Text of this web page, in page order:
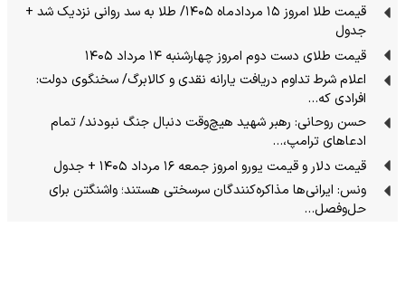
قیمت طلا امروز ۱۵ مردادماه ۱۴۰۵/ طلا به سد روانی نزدیک شد +
جدول
قیمت طلای دست دوم امروز چهارشنبه ۱۴ مرداد ۱۴۰۵
اعلام شرط تداوم دریافت یارانه نقدی و کالابرگ/ سخنگوی دولت:
افرادی که…
حسن روحانی: رهبر شهید هیچ‌وقت دنبال جنگ نبودند/ تمام
ادعاهای ترامپ،…
قیمت دلار و قیمت یورو امروز جمعه ۱۶ مرداد ۱۴۰۵ + جدول
ونس: ایرانی‌ها مذاکره‌کنندگان سرسختی هستند؛ واشنگتن برای
حل‌وفصل…